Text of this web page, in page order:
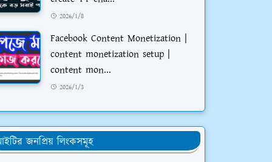
2026/1/8
Facebook Content Monetization |
content monetization setup |
content mon...
2026/1/3
জনপ্রিয় লিংকসমূহ